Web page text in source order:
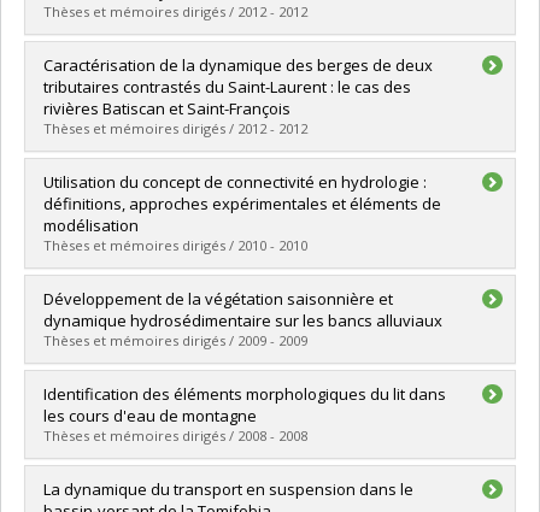
Thèses et mémoires dirigés / 2012 - 2012
Diplômé(e) :Marquis, Geneviève A.
Cycle :Doctorat
Diplôme obtenu : Ph. D.
Lien vers le document dans Papyrus
Caractérisation de la dynamique des berges de deux
tributaires contrastés du Saint-Laurent : le cas des
rivières Batiscan et Saint-François
Thèses et mémoires dirigés / 2012 - 2012
Diplômé(e) : Tremblay, Michèle
Cycle :Maîtrise
Diplôme obtenu :
Lien vers le document dans Papyrus
Utilisation du concept de connectivité en hydrologie :
définitions, approches expérimentales et éléments de
modélisation
Thèses et mémoires dirigés / 2010 - 2010
Diplômé(e) :Ali, Geneviève
Cycle :Doctorat
Diplôme obtenu :Ph. D.
Lien vers le document dans Papyrus
Développement de la végétation saisonnière et
dynamique hydrosédimentaire sur les bancs alluviaux
Thèses et mémoires dirigés / 2009 - 2009
Diplômé(e) : Lalonde, Olivier
Cycle :Maîtrise
Diplôme obtenu :M. Sc.
Lien vers le document dans Papyrus
Identification des éléments morphologiques du lit dans
les cours d'eau de montagne
Thèses et mémoires dirigés / 2008 - 2008
Diplômé(e) :Thérien, Julie
La dynamique du transport en suspension dans le